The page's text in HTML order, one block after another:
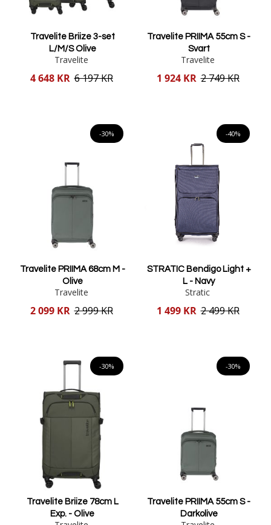
Travelite Briize 3-set
L/M/S Olive
Travelite
Reducerat
4 648 KR 6 197 KR
Travelite PRIIMA 55cm S -
Svart
Travelite
Reducerat
1 924 KR 2 749 KR
-30%
Travelite PRIIMA 68cm M -
Olive
Travelite
Reducerat
2 099 KR 2 999 KR
-40%
STRATIC Bendigo Light +
L - Navy
Stratic
Reducerat
1 499 KR 2 499 KR
-30%
Travelite Briize 78cm L
Exp. - Olive
-30%
Travelite PRIIMA 55cm S -
Darkolive